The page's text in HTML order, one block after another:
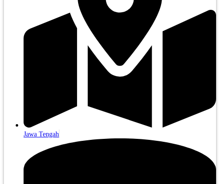
Jawa Tengah